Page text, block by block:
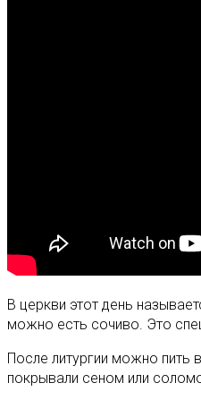
В церкви этот день
можно есть сочиво. Это
После литургии можно пить
покрывали сеном или